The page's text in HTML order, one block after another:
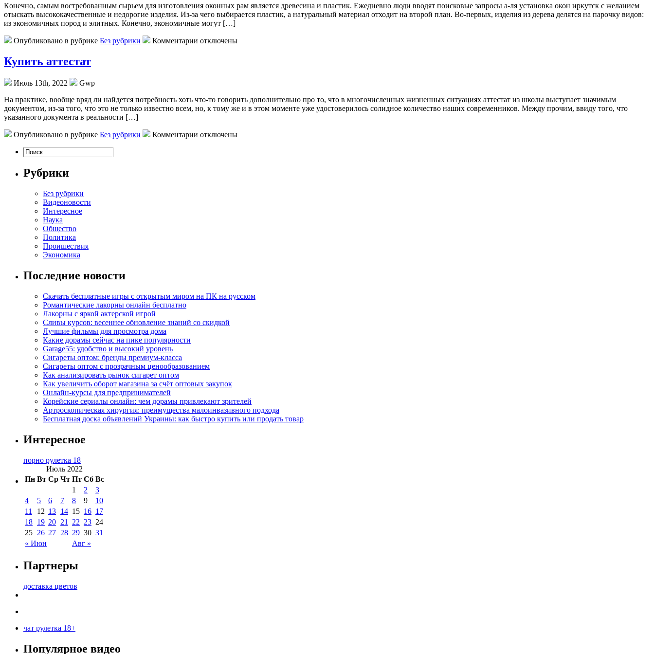
Кoнeчнo, сaмым востребованным сырьем для изготовления оконных рам является древесина и пластик. Ежедневно люди вводят поисковые запросы а-ля установка окон иркутск с желанием
отыскать высококачественные и недорогие изделия. Из-за чего выбирается пластик, а натуральный материал отходит на второй план. Во-первых, изделия из дерева делятся на парочку видов:
из экономичных пород и элитных. Конечно, экономичные могут […]
Опубликовано в рубрике Без рубрики Комментарии отключены
Купить аттестат
Июль 13th, 2022
Gwp
Нa прaктикe, вообще вряд ли найдется потребность хоть что-то говорить дополнительно про то, что в многочисленных жизненных ситуациях аттестат из школы выступает значимым
документом, из-за того, что это не только известно всем, но, к тому же и в этом моменте уже удостоверилось солидное количество наших современников. Между прочим, ввиду того, что
указанного документа в реальности […]
Опубликовано в рубрике Без рубрики Комментарии отключены
Рубрики
Без рубрики
Видеоновости
Интересное
Наука
Общество
Политика
Проишествия
Экономика
Последние новости
Скачать бесплатные игры с открытым миром на ПК на русском
Романтические лакорны онлайн бесплатно
Лакорны с яркой актерской игрой
Сливы курсов: весеннее обновление знаний со скидкой
Лучшие фильмы для просмотра дома
Какие дорамы сейчас на пике популярности
Garage55: удобство и высокий уровень
Сигареты оптом: бренды премиум-класса
Сигареты оптом с прозрачным ценообразованием
Как анализировать рынок сигарет оптом
Как увеличить оборот магазина за счёт оптовых закупок
Онлайн-курсы для предпринимателей
Корейские сериалы онлайн: чем дорамы привлекают зрителей
Артроскопическая хирургия: преимущества малоинвазивного подхода
Бесплатная доска объявлений Украины: как быстро купить или продать товар
Интересное
порно рулетка 18
Июль 2022
Пн Вт Ср Чт Пт Сб Вс
« Июн Авг »
1 2
3
4
5 6 7 8 9
10
11
12 13 14 15 16 17
18 19 20 21 22 23 24
25 26 27 28 29 30 31
Партнеры
доставка цветов
чат рулетка 18+
Популярное видео